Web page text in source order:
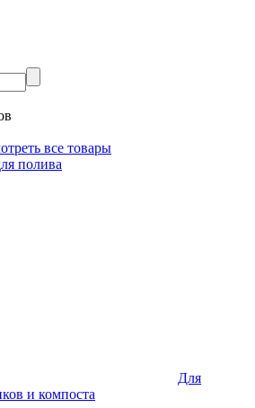
все товары
полива
Для
и компоста